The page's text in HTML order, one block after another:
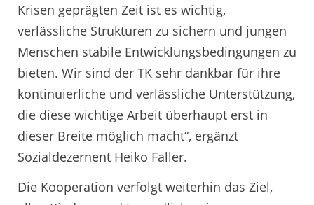
Krisen geprägten Zeit ist es wichtig,
verlässliche Strukturen zu sichern und jungen
Menschen stabile Entwicklungsbedingungen zu
bieten. Wir sind der TK sehr dankbar für ihre
kontinuierliche und verlässliche Unterstützung,
die diese wichtige Arbeit überhaupt erst in
dieser Breite möglich macht“, ergänzt
Sozialdezernent Heiko Faller.
Die Kooperation verfolgt weiterhin das Ziel,